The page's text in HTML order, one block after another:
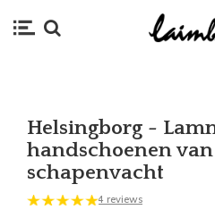
Helsingborg -
handschoenen van
schapenvacht
4 reviews